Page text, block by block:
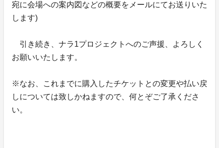
宛に会場への案内図などの概要をメールにてお送りいた
します)
引き続き、ナラ1プロジェクトへのご声援、よろしく
お願いいたします。
※なお、これまでに購入したチケットとの変更や払い戻
しについては致しかねますので、何とぞご了承くださ
い。